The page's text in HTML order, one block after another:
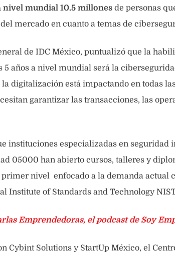
mundial 10.5 millones de personas
mercado en cuanto a temas de
de IDC México, puntualizó que la
5 años a nivel mundial será la
la digitalización está impactando en todas
garantizar las transacciones, las
instituciones especializadas en seguridad
05000 han abierto cursos, talleres y
primer nivel enfocado a la demanda actual
Institute of Standards and Technology
Emprendedoras, el podcast de Soy
Cybint Solutions y StartUp México, el